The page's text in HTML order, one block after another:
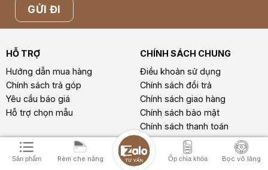
HỖ TRỢ
Hướng dẫn mua hàng
Chính sách trả góp
Yêu cầu báo giá
Hỗ trợ chọn mẫu
CHÍNH SÁCH CHUNG
Điều khoản sử dụng
Chính sách đổi trả
Chính sách giao hàng
Chính sách bảo mật
Chính sách thanh toán
THÔNG TIN KHÁC
Sản phẩm Rèm che nắng Ốp chìa khóa Bọc vô lăng